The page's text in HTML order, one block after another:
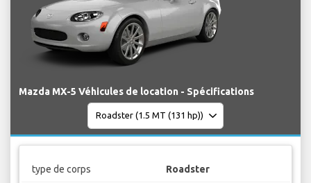
Mazda MX-5 Véhicules de location - Spécifications
type de corps Roadster